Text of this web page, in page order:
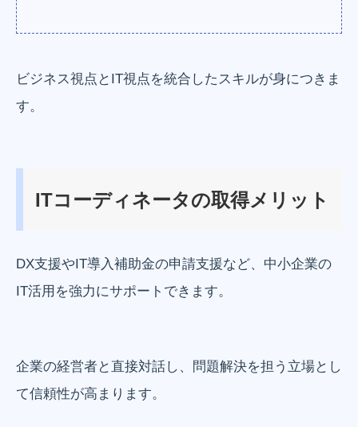
ビジネス視点とIT視点を統合したスキルが身につきま
す。
ITコーディネータの取得メリット
DX支援やIT導入補助金の申請支援など、中小企業の
IT活用を強力にサポートできます。
企業の経営者と直接対話し、問題解決を担う立場とし
て信頼性が高まります。